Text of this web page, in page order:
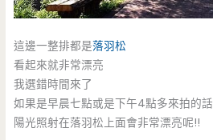
這邊一整排都是落羽松
看起來就非常漂亮
我選錯時間來了
如果是早晨七點或是下午4點多來拍的話
陽光照射在落羽松上面會非常漂亮呢!!